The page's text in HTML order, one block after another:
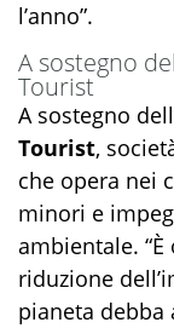
l’anno”.
A sostegno
Tourist
A sostegno
Tourist,
che opera nei
minori e
ambientale.
riduzione
pianeta debba